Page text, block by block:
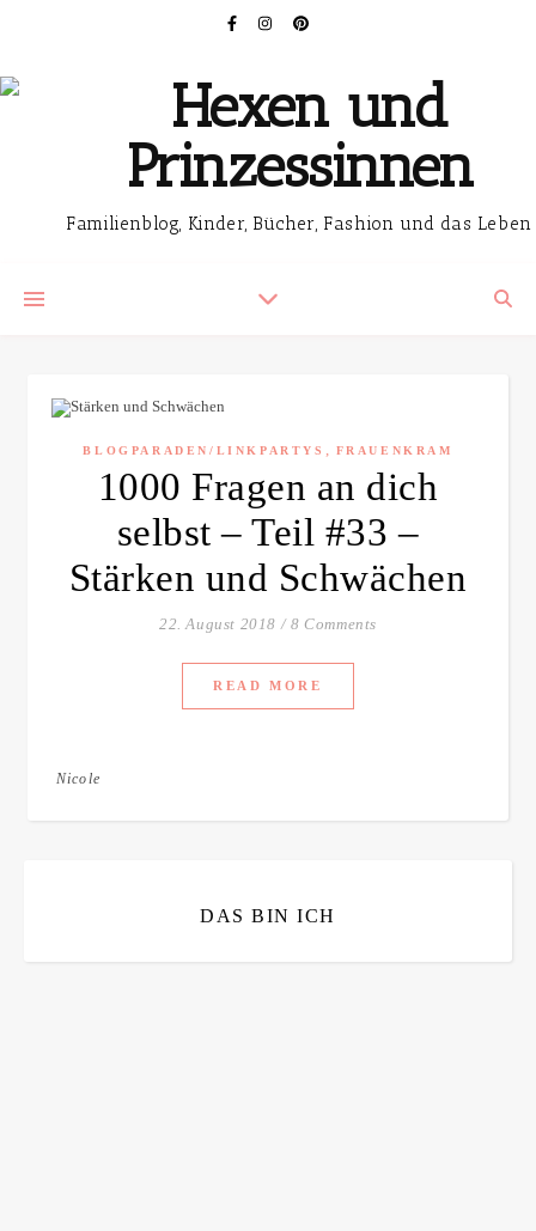
Familienblog, Kinder, Bücher, Fashion und das Leben
BLOGPARADEN/LINKPARTYS , FRAUENKRAM
1000 Fragen an dich
selbst – Teil #33 –
Stärken und Schwächen
22. August 2018 / 8 Comments
READ MORE
Nicole
DAS BIN ICH